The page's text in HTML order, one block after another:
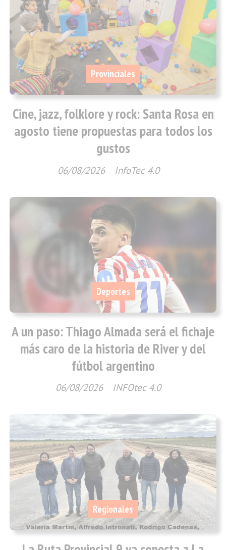
Cine, jazz, folklore y rock: Santa Rosa en
agosto tiene propuestas para todos los
gustos
InfoTec 4.0
Provinciales
06/08/2026
A un paso: Thiago Almada será el fichaje
más caro de la historia de River y del
fútbol argentino
INFOtec 4.0
Deportes
06/08/2026
Regionales